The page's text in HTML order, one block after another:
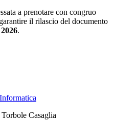
a prenotare con congruo
il rilascio del documento
.
Casaglia